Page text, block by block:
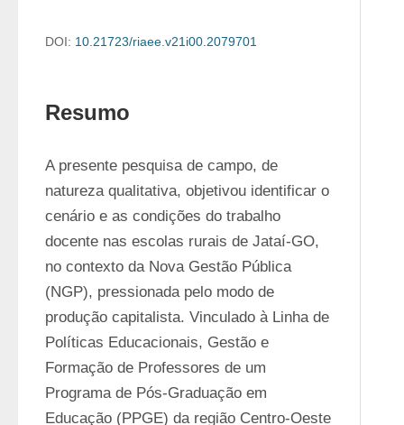
DOI: 10.21723/riaee.v21i00.2079701
Resumo
A presente pesquisa de campo, de
natureza qualitativa, objetivou identificar o
cenário e as condições do trabalho
docente nas escolas rurais de Jataí-GO,
no contexto da Nova Gestão Pública
(NGP), pressionada pelo modo de
produção capitalista. Vinculado à Linha de
Políticas Educacionais, Gestão e
Formação de Professores de um
Programa de Pós-Graduação em
Educação (PPGE) da região Centro-Oeste